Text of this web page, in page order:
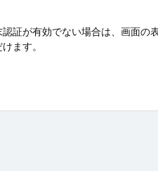
認証が有効でない場合は、画面の
ます。